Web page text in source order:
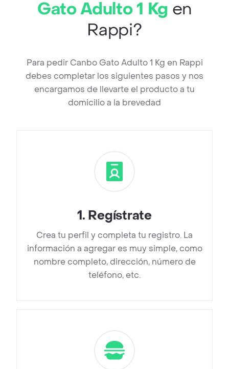
Gato Adulto 1 Kg en
Rappi?
Para pedir Canbo Gato Adulto 1 Kg en Rappi
debes completar los siguientes pasos y nos
encargamos de llevarte el producto a tu
domicilio a la brevedad
1. Regístrate
Crea tu perfil y completa tu registro. La
información a agregar es muy simple, como
nombre completo, dirección, número de
teléfono, etc.